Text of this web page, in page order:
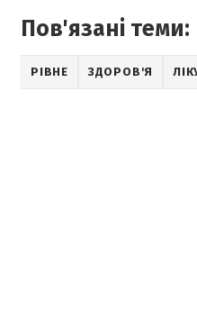
Пов'язані теми:
РІВНЕ ЗДОРОВ'Я